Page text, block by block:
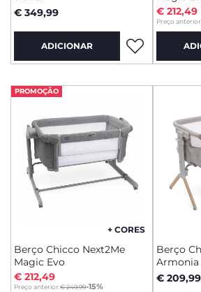
€ 349,99
ADICIONAR
Preço
to
€ 212,49
PROMOÇÃO
+ CORES
Berço Chicco Next2Me
Magic Evo
Preço anterior:€ 249,99-15%
to
€ 212,49
Berço
Armonia
€ 209,99